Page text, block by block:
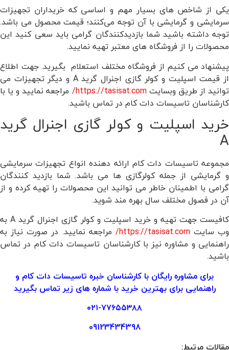
یکی از شاخص های بسیار مهم و اساسی که خریداران تجهیزات
سرمایشی و گرمایشی با آن توجه می‌کنند؛ قیمت محصول می باشد.
توجه داشته باشید شما بازدیدکنندگان گرامی باید سعی کنید این
محصولات را از فروشگاه های معتبر تهیه نمایید.
پیشنهاد می کنیم از فروشگاه مختلف استعلام بگیرید. جهت اطلاع
از قیمت اسپلیت و کولر گازی اجنرال گرید A و دیگر تجهیزات می
توانید از طریق وبسایتhttps://tasisat.com/ مراجعه نمایید و یا با
کارشناسان تاسیسات دات کام در تماس باشید.
خرید اسپلیت و کولر گازی اجنرال گرید
A
مجموعه تاسیسات دات کام ارائه دهنده انواع تجهیزات سرمایشی
و گرمایشی از جمله کولرگازی ها می باشد. شما بازدید کنندگان
گرامی با اطمینان خاطر می توانید این محصولات را تهیه کرده و از
آن در فصول مختلف سال بهره مند شوید.
کافیست جهت تهیه و خرید اسپلیت و کولر گازی اجنرال گرید A به
وب سایتhttps://tasisat.com/ مراجعه نمایید. در صورت نیاز به
راهنمایی و مشاوره نیز با کارشناسان تاسیسات دات کام در تماس
باشید.
برای مشاوره رایگان با کارشناسان خبره تاسیسات دات کام و
راهنمایی برای بهترین خرید با شماره های زیر تماس بگیرید
۰۲۱-۷۷۶۵۵۳۸۸
09123434398
مقالات مرتبط: